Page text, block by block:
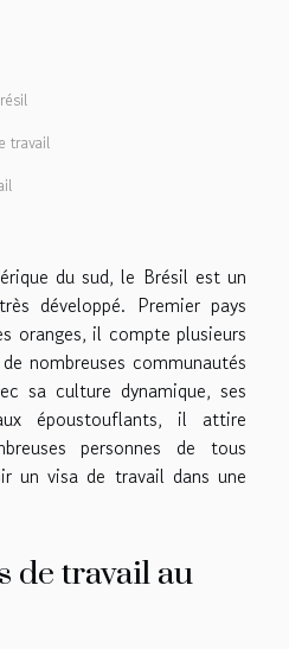
travail
du sud, le Brésil est un
développé. Premier pays
oranges, il compte plusieurs
nombreuses communautés
sa culture dynamique, ses
époustouflants, il attire
personnes de tous
un visa de travail dans une
de travail au